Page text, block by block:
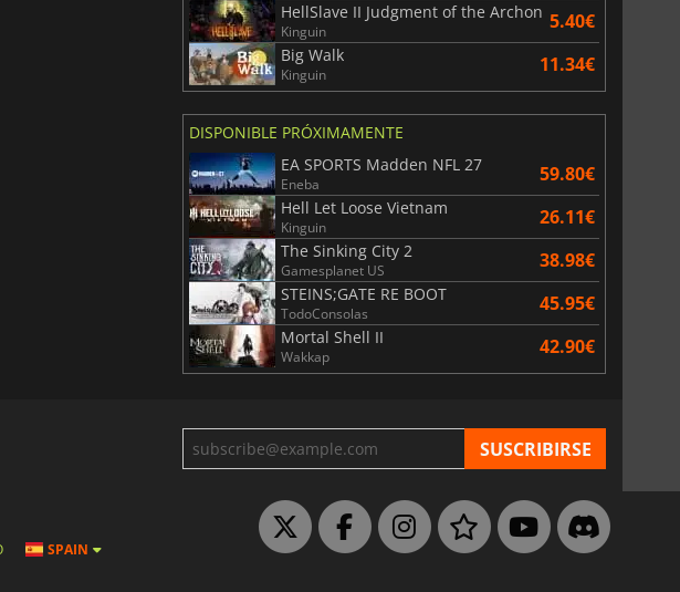
HellSlave II Judgment of the Archon
Kinguin 5.40€
Big Walk
Kinguin 11.34€
DISPONIBLE PRÓXIMAMENTE
EA SPORTS Madden NFL 27
Eneba 59.80€
Hell Let Loose Vietnam
Kinguin 26.11€
The Sinking City 2
Gamesplanet US 38.98€
STEINS;GATE RE BOOT
TodoConsolas 45.95€
Mortal Shell II
Wakkap 42.90€
SPAIN